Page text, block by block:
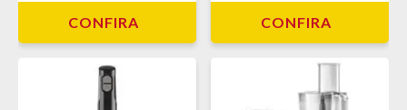
CONFIRA CONFIRA